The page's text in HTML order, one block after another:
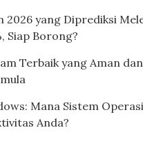
2026 yang Diprediksi
Siap Borong?
Terbaik yang Aman
Mana Sistem
Anda?